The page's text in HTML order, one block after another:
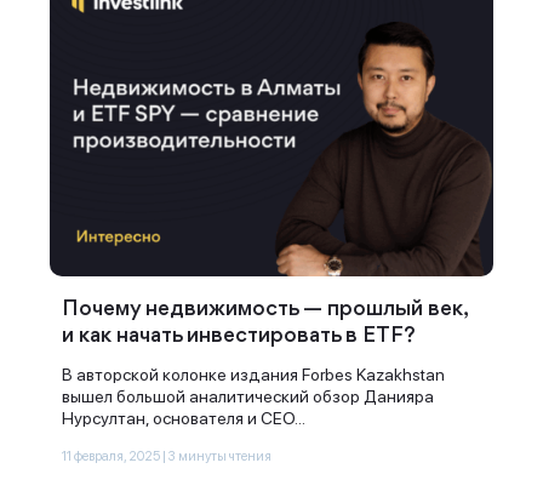
Почему недвижимость — прошлый век,
и как начать инвестировать в ETF?
В авторской колонке издания Forbes Kazakhstan
вышел большой аналитический обзор Данияра
Нурсултан, основателя и CEO...
11 февраля, 2025 | 3 минуты чтения